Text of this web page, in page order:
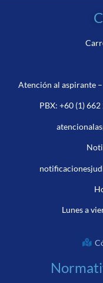
Atención al aspirante
PBX: +60 (1) 662
Lunes a